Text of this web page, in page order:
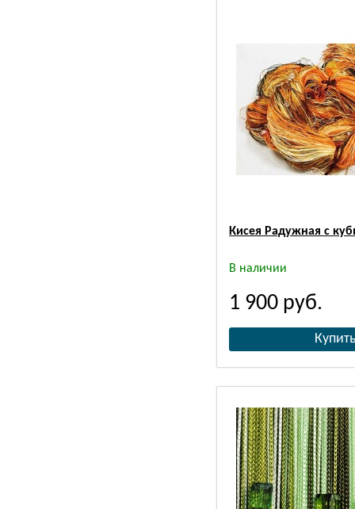
Кисея Радужная с
В наличии
1 900 руб.